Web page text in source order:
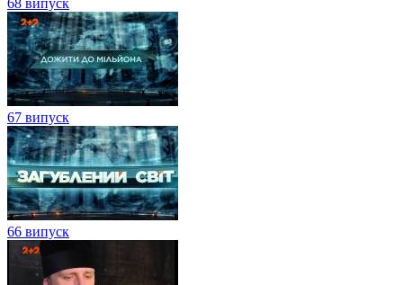
67 випуск
66 випуск